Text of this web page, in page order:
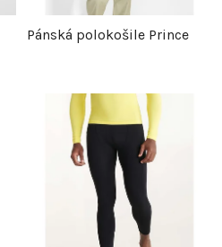
Pánská polokošile Prince